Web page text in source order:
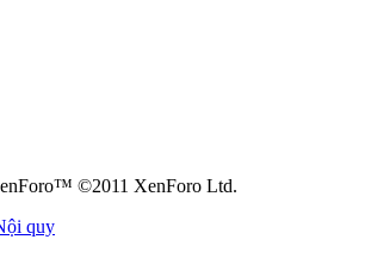
©2011 XenForo Ltd.
quy